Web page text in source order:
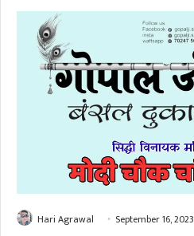
Hari Agrawal September 16, 2023